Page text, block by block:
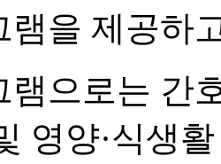
램을 제공하
램으로는 간
영양·식생